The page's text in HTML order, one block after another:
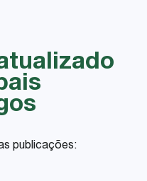
publicações: